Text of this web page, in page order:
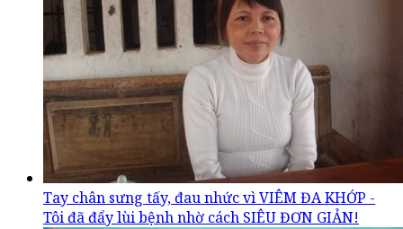
Tay chân sưng tấy, đau nhức vì VIÊM ĐA KHỚP -
Tôi đã đẩy lùi bệnh nhờ cách SIÊU ĐƠN GIẢN!